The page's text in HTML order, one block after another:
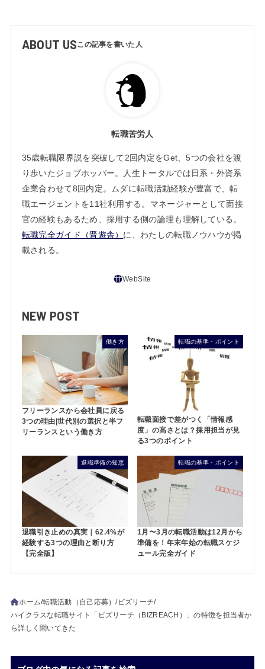
ABOUT US
転職苦労人
35歳転職限界説を突破して2回内定をGet、5つの会社を渡
り歩いたジョブホッパー。人生トータルでは日系・外資系
企業合わせて8回内定。ムダに転職活動経験が豊富で、転
職エージェントを11社利用する。マネージャーとして面接
官の経験もあるため、採用する側の論理も理解している。
転職完全ガイド（晋遊舎） に、わたしの転職ノウハウが掲
載される。
NEW POST
働き方
フリーランスから会社員に戻る
3つの理由|世代別の選択と半フ
リーランスという働き方
転職の基準・ポイント
転職面接で差がつく「情報感
度」の高さとは？採用担当が見
る3つのポイント
退職準備の知恵
退職引き止めの真実｜62.4%が
経験する3つの理由と断り方
【完全版】
転職の基準・ポイント
1月〜3月の転職活動は12月から
準備を！年末年始の転職スケジ
ュール完全ガイド
ホーム 転職活動（自己応募） ビズリーチ
ハイクラスな転職サイト「ビズリーチ（BIZREACH）」の特徴を担当者か
ら詳しく聞いてきた